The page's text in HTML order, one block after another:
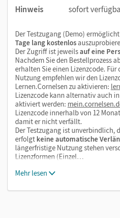
Hinweis
sofort
Der Testzugang (Demo)
Tage lang kostenlos
Der Zugriff ist jeweilsauf eine
Nachdem Sie den Bestellprozess
erhalten Sie einen Lizenzcode.
Nutzung empfehlen wir den
Lernen.Cornelsen zu aktivieren:
Lizenzcode kann alternativ auch
aktiviert werden:
Lizenzcode innerhalb von 12
damit er nicht verfällt.
Der Testzugang ist unverbindlich,
erfolgt keine automatische
längerfristige Nutzung stehen
Lizenzformen (Einzel…
Mehr lesen